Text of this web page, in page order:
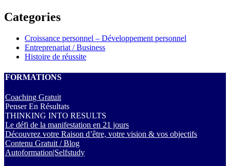
Categories
Croissance personnel – Développement personnel
Entreprenariat / Business
Histoire de réussite
FORMATIONS
Coaching Gratuit
Penser En Résultats
THINKING INTO RESULTS
Le défi de la manifestation en 21 jours
Découvrez votre Raison d’être, votre vision & vos objectifs
Contenu Gratuit / Blog
Autoformation|Selfstudy